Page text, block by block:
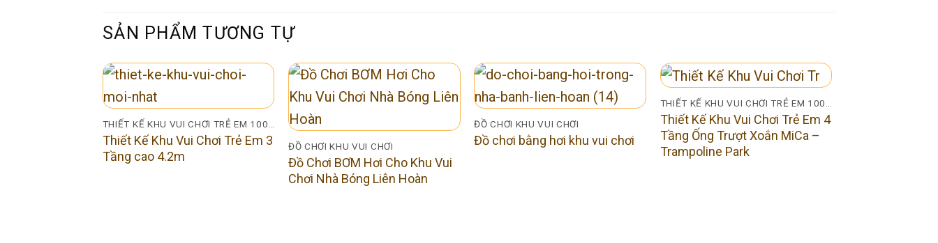
SẢN PHẨM TƯƠNG TỰ
THIẾT KẾ KHU VUI CHƠI TRẺ EM 100M2
Thiết Kế Khu Vui Chơi Trẻ Em 3
Tầng cao 4.2m
ĐỒ CHƠI KHU VUI CHƠI
Đồ Chơi BƠM Hơi Cho Khu Vui
Chơi Nhà Bóng Liên Hoàn
ĐỒ CHƠI KHU VUI CHƠI
Đồ chơi bằng hơi khu vui chơi
Thiết Kế Khu Vui Chơi Trẻ Em 4
Tầng Ống Trượt Xoắn MiCa –
Trampoline Park